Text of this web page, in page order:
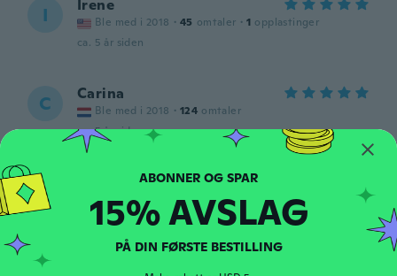
I Irene
Ble med i 2018 · 45 omtaler · 1 opplastinger
ca. 5 år siden
C Carina
Ble med i 2018 · 124 omtaler
ca. 5 år siden
E Ble med i 2017 · 3 omtaler
ca. 5 år siden
15% AVSLAG
PÅ DIN FØRSTE BESTILLING